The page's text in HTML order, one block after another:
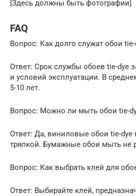
[Здесь должны быть фотографии]
FAQ
Вопрос: Как долго служат обои tie-
Ответ: Срок службы обоев tie-dye
и условий эксплуатации. В
5-10 лет.
Вопрос: Можно ли мыть обои tie-
Ответ: Да, виниловые обои tie-
тряпкой. Бумажные обои мыть не
Вопрос: Как выбрать клей для
Ответ: Выбирайте клей,